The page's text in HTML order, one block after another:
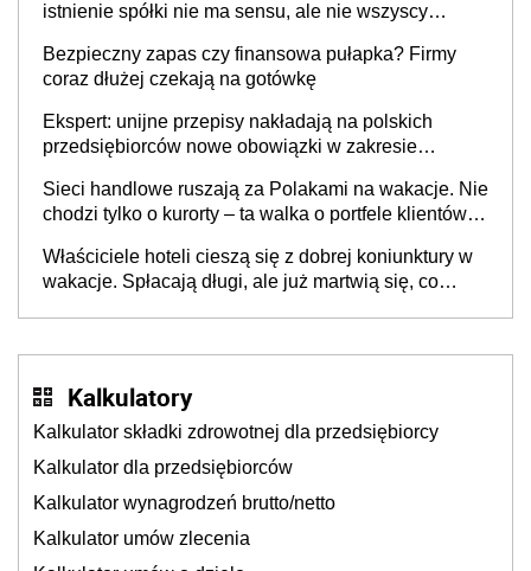
istnienie spółki nie ma sensu, ale nie wszyscy
Bezpieczny zapas czy finansowa pułapka? Firmy
coraz dłużej czekają na gotówkę
Ekspert: unijne przepisy nakładają na polskich
przedsiębiorców nowe obowiązki w zakresie
Sieci handlowe ruszają za Polakami na wakacje. Nie
chodzi tylko o kurorty – ta walka o portfele klientów
cichu
Właściciele hoteli cieszą się z dobrej koniunktury w
wakacje. Spłacają długi, ale już martwią się, co
Kalkulatory
Kalkulator składki zdrowotnej dla przedsiębiorcy
Kalkulator dla przedsiębiorców
Kalkulator wynagrodzeń brutto/netto
Kalkulator umów zlecenia